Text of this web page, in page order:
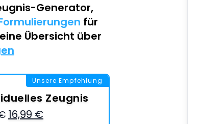
Generator,
für
Übersicht über
Unsere Empfehlung
Zeugnis
16,99 €